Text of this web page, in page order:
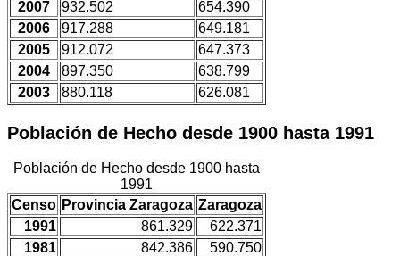
2007
932.502
654.390
2006
917.288
649.181
2005
912.072
647.373
2004
897.350
638.799
2003
880.118 626.081
Población de Hecho desde 1900 hasta 1991
Población de Hecho desde 1900 hasta
1991
Censo Provincia Zaragoza Zaragoza
1991
861.329
622.371
1981
842.386
590.750